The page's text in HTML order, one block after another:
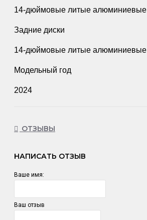
14-дюймовые литые алюминиевые
Задние диски
14-дюймовые литые алюминиевые
Модельный год
2024
ОТЗЫВЫ
НАПИСАТЬ ОТЗЫВ
Ваше имя:
Ваш отзыв